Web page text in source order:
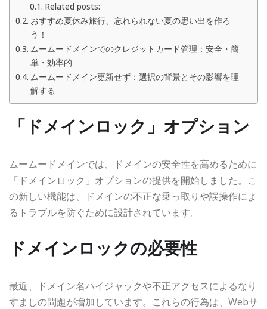
Related posts:
おすすめ夏休み旅行、忘れられない夏の思い出を作ろ
う！
ムームードメインでのクレジットカード管理：安全・簡
単・効率的
ムームードメイン更新せず：選択の背景とその影響を理
解する
「ドメインロック」オプション
ムームードメインでは、ドメインの安全性を高めるために
「ドメインロック」オプションの提供を開始しました。こ
の新しい機能は、ドメインの不正な乗っ取りや誤操作によ
るトラブルを防ぐために設計されています。
ドメインロックの必要性
最近、ドメイン名ハイジャックや不正アクセスによるなり
すましの問題が増加しています。これらの行為は、Webサ